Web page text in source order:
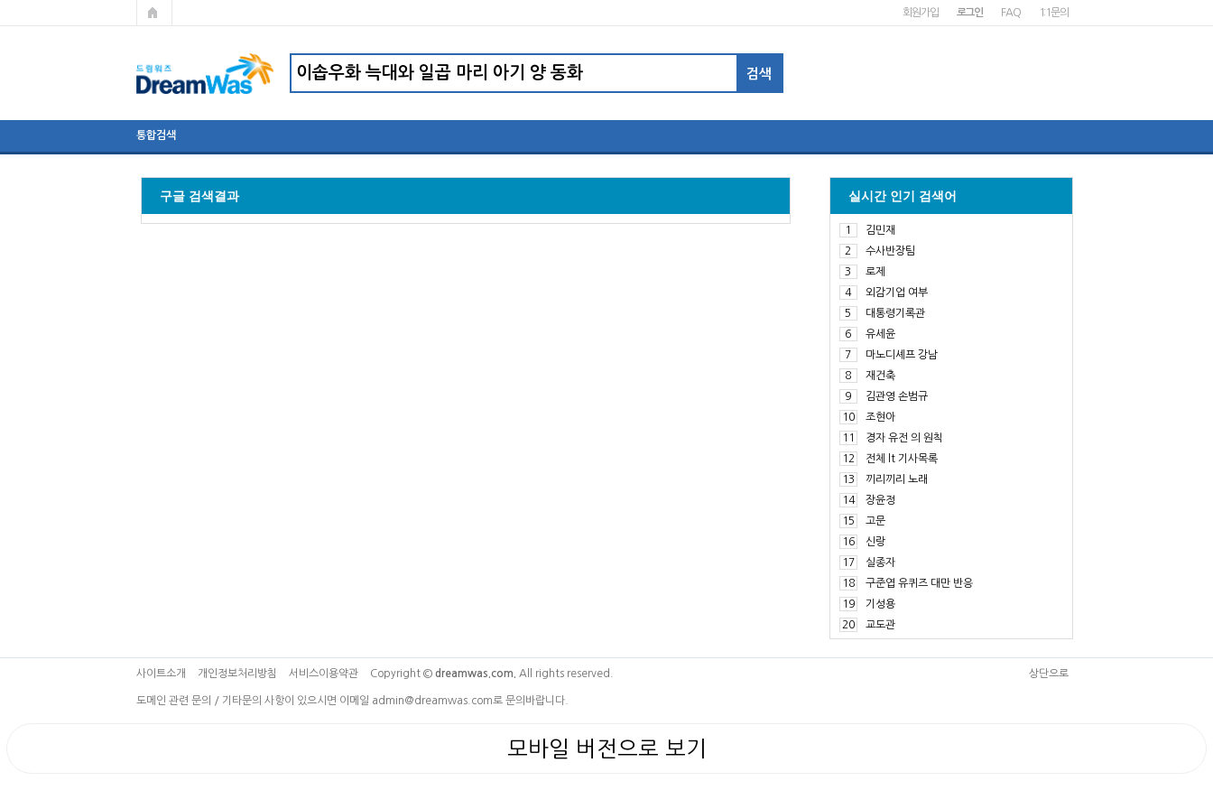
회원가입 로그인 FAQ 1:1문의
통합검색
실시간 인기 검색어
1
김민재
2
수사반장팀
3
로제
4
외감기업 여부
5
대통령기록관
6
유세윤
7
마노디셰프 강남
8
재건축
9
김관영 손범규
10
조현아
11
경자 유전 의 원칙
12
전체 lt 기사목록
13
끼리끼리 노래
14
장윤정
15
고문
16
신랑
17
실종자
18
구준엽 유퀴즈 대만 반응
19
기성용
20
교도관
구글 검색결과
사이트소개 개인정보처리방침 서비스이용약관 Copyright © dreamwas.com. All rights reserved. 상단으로
도메인 관련 문의 / 기타문의 사항이 있으시면 이메일 admin@dreamwas.com로 문의바랍니다.
모바일 버전으로 보기